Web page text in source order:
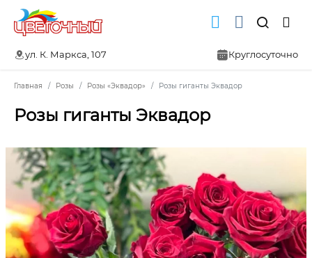
ул. К. Маркса, 107 Круглосуточно
Главная Розы Розы «Эквадор» Розы гиганты Эквадор
Розы гиганты Эквадор